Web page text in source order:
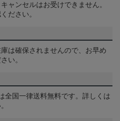
ャンセルはお受けできません。
ださい。
は確保されませんので、お早め
い。
全国一律送料無料です。詳しくは